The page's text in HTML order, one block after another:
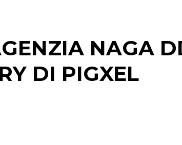
NAGA
DI PIGXEL